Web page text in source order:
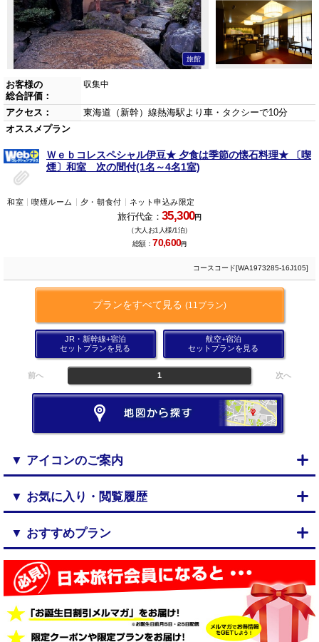
旅館
お客様の
総合評価：
収集中
アクセス：
東海道（新幹）線熱海駅より車・タクシーで10分
オススメプラン
Ｗｅｂコレスペシャル伊豆★ 夕食は季節の懐石料理★ 〔喫
煙〕和室 次の間付(1名～4名1室)
和室 喫煙ルーム 夕・朝食付 ネット申込み限定
旅行代金：35,300円
（大人お1人様/1泊）
総額： 70,600円
コースコード[WA1973285-16J105]
プランをすべて見る (11プラン)
JR・新幹線+宿泊
セットプランを見る
航空+宿泊
セットプランを見る
前へ 1 次へ
▼ アイコンのご案内
▼ お気に入り・閲覧履歴
▼ おすすめプラン